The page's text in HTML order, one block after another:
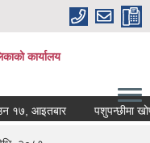
कार्यालय
आइतबार पशुपन्छीमा खोप